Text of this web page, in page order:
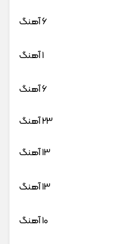
6 آهنگ
1 آهنگ
6 آهنگ
23 آهنگ
13 آهنگ
13 آهنگ
10 آهنگ